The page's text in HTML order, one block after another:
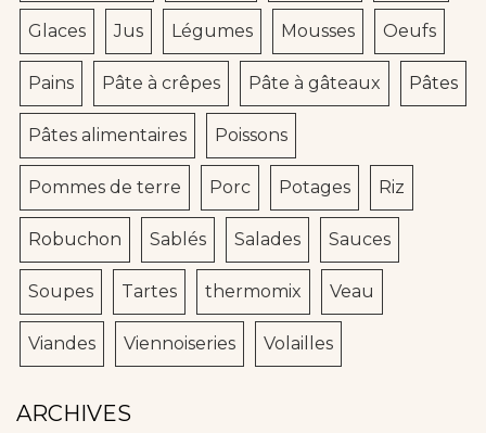
Glaces Jus Légumes Mousses Oeufs
Pains Pâte à crêpes Pâte à gâteaux Pâtes
Pâtes alimentaires Poissons
Pommes de terre Porc Potages Riz
Robuchon Sablés Salades Sauces
Soupes Tartes thermomix Veau
Viandes Viennoiseries Volailles
ARCHIVES